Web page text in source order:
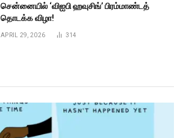
சென்னையில் ‘விஐபி ஹவுசிங்’ பிரம்மாண்டத்
தொடக்க விழா!
APRIL 29, 2026 314